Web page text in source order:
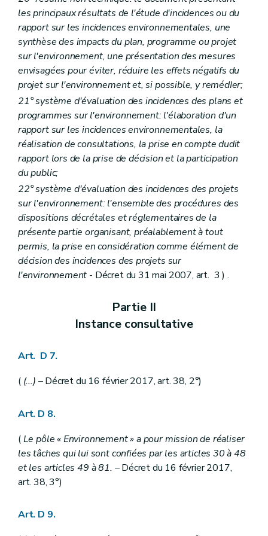
Partie III Information et sensibilisation en matière d'environnement
Titre premier Accès à l'information relative à l'environnement
Chapitre premier Modèle de document
Art. R 17
Chapitre II (Commission de recours– AGW du 13 juillet 2006, art. 1
Art. R 18
ChapitreIII
Dispositions exécutant l'article D.20.16
Art.R 19
Art.R 20
Art. R 21
Art. R 22
Art. R 23
Art. R 24
Art. R 25
Art. R 26
Art. R 27
Art. R 28
Art. R 29
Art. R 30
Art. R 31
Art. R 32
Art. R 33
Titre II
Initiation à l'environnement
Art. R 34
Art. R 35
Art. R 39
Titre
Art.R 40-2
Art.R 40-5
Section2
Contenu minimal de la demande de reconnaissance
Art. R 40-6
Art. R 40-7
les principaux résultats de l'étude d'incidences ou du
rapport sur les incidences environnementales, une
synthèse des impacts du plan, programme ou projet
sur l'environnement, une présentation des mesures
envisagées pour éviter, réduire les effets négatifs du
projet sur l'environnement et, si possible, y remédIer;
21° système d'évaluation des incidences des plans et
programmes sur l'environnement: l'élaboration d'un
rapport sur les incidences environnementales, la
réalisation de consultations, la prise en compte dudit
rapport lors de la prise de décision et la participation
du public;
22° système d'évaluation des incidences des projets
sur l'environnement: l'ensemble des procédures des
dispositions décrétales et réglementaires de la
présente partie organisant, préalablement à tout
permis, la prise en considération comme élément de
décision des incidences des projets sur
l'environnement - Décret du 31 mai 2007, art. 3 ) .
Partie II
Instance consultative
Art. D 7.
( (...) – Décret du 16 février 2017, art. 38, 2°)
Art. D 8.
(Le pôle « Environnement » a pour mission de réaliser
les tâches qui lui sont confiées par les articles 30 à 48
et les articles 49 à 81. – Décret du 16 février 2017,
art. 38, 3°)
Art. D 9.